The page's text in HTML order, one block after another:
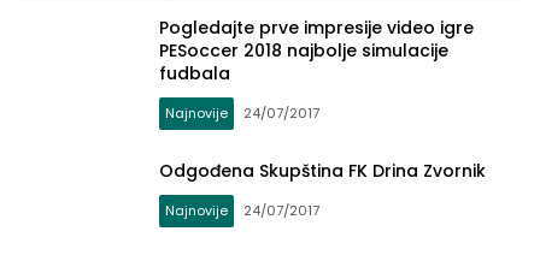
Pogledajte prve impresije video igre
PESoccer 2018 najbolje simulacije
fudbala
Najnovije 24/07/2017
Odgođena Skupština FK Drina Zvornik
Najnovije 24/07/2017